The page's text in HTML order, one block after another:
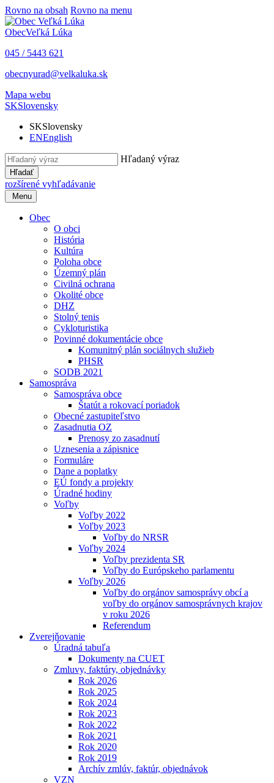
Rovno na obsah Rovno na menu
ObecVeľká Lúka
045 / 5443 621
obecnyurad@velkaluka.sk
Mapa webu
SKSlovensky
SKSlovensky
ENEnglish
Hľadaný výraz
Hľadať
rozšírené vyhľadávanie
Menu
Obec
O obci
História
Kultúra
Poloha obce
Územný plán
Civilná ochrana
Okolité obce
DHZ
Stolný tenis
Cykloturistika
Povinné dokumentácie obce
Komunitný plán sociálnych služieb
PHSR
SODB 2021
Samospráva
Samospráva obce
Štatút a rokovací poriadok
Obecné zastupiteľstvo
Zasadnutia OZ
Prenosy zo zasadnutí
Uznesenia a zápisnice
Formuláre
Dane a poplatky
EÚ fondy a projekty
Úradné hodiny
Voľby
Voľby 2022
Voľby 2023
Voľby do NRSR
Voľby 2024
Voľby prezidenta SR
Voľby do Európskeho parlamentu
Voľby 2026
Voľby do orgánov samosprávy obcí a
voľby do orgánov samosprávnych krajov
v roku 2026
Referendum
Zverejňovanie
Úradná tabuľa
Dokumenty na CUET
Zmluvy, faktúry, objednávky
Rok 2026
Rok 2025
Rok 2024
Rok 2023
Rok 2022
Rok 2021
Rok 2020
Rok 2019
Archív zmlúv, faktúr, objednávok
VZN